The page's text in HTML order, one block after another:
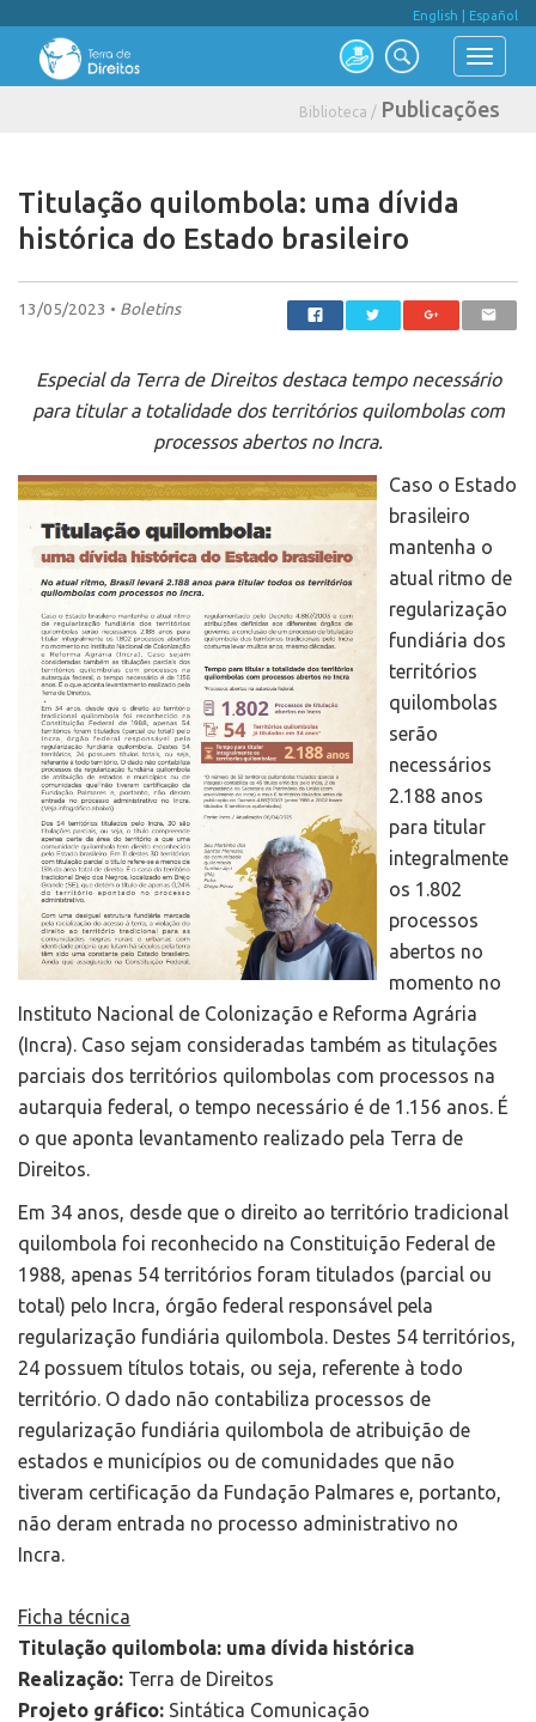
English Español
Biblioteca / Publicações
Titulação quilombola: uma dívida
histórica do Estado brasileiro
13/05/2023 • Boletins
Especial da Terra de Direitos destaca tempo necessário
para titular a totalidade dos territórios quilombolas com
processos abertos no Incra.
Caso o Estado
brasileiro
mantenha o
atual ritmo de
regularização
fundiária dos
territórios
quilombolas
serão
necessários
2.188 anos
para titular
integralmente
os 1.802
processos
abertos no
momento no
Instituto Nacional de Colonização e Reforma Agrária
(Incra). Caso sejam consideradas também as titulações
parciais dos territórios quilombolas com processos na
autarquia federal, o tempo necessário é de 1.156 anos. É
o que aponta levantamento realizado pela Terra de
Direitos.
Em 34 anos, desde que o direito ao território tradicional
quilombola foi reconhecido na Constituição Federal de
1988, apenas 54 territórios foram titulados (parcial ou
total) pelo Incra, órgão federal responsável pela
regularização fundiária quilombola. Destes 54 territórios,
24 possuem títulos totais, ou seja, referente à todo
território. O dado não contabiliza processos de
regularização fundiária quilombola de atribuição de
estados e municípios ou de comunidades que não
tiveram certificação da Fundação Palmares e, portanto,
não deram entrada no processo administrativo no
Incra.
Ficha técnica
Titulação quilombola: uma dívida histórica
Realização: Terra de Direitos
Projeto gráfico: Sintática Comunicação